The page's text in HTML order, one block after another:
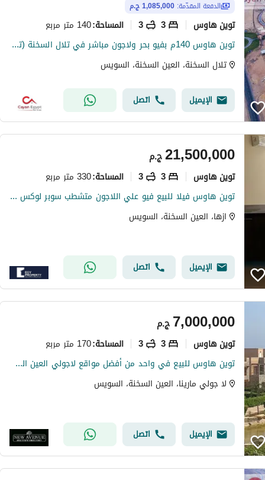
الدفعة المقدّمة: 1,085,000 ج.م
توين هاوس 3
3 المساحة:140 متر مربع
توين هاوس 140م بفيو بحر ولاجون مباشر في تلال السخنة (تقسيط 12 سنة)
تلال السخنة، العين السخنة، السويس
الإيميل اتصل
ج.م21,500,000
توين هاوس 3
3 المساحة:330 متر مربع
توين هاوس فيلا للبيع فيو علي اللاجون متشطب سوبر لوكس بالفرش والتكييفات في ازها السخنة Azha Sokhna
ازها، العين السخنة، السويس
الإيميل اتصل
ج.م7,000,000
توين هاوس 3
3 المساحة:170 متر مربع
توين هاوس للبيع في واحد من أفضل مواقع لاجولي العين السخنة بإطلالة مميزة على البحر، كامل التشطيب، وسعر مميز!
لا جولي مارينا، العين السخنة، السويس
الإيميل اتصل